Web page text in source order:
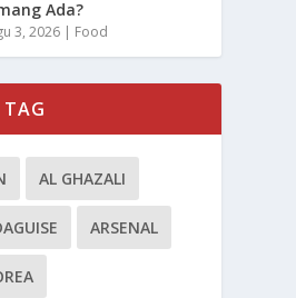
Ada?
3, 2026 | Food
AL GHAZALI
ARSENAL